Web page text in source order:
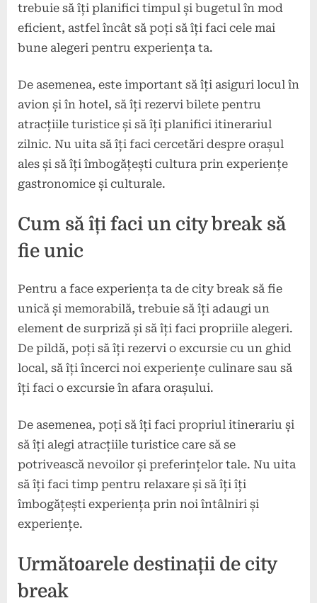
trebuie să îți planifici timpul și bugetul în mod
eficient, astfel încât să poți să îți faci cele mai
bune alegeri pentru experiența ta.
De asemenea, este important să îți asiguri locul în
avion și în hotel, să îți rezervi bilete pentru
atracțiile turistice și să îți planifici itinerariul
zilnic. Nu uita să îți faci cercetări despre orașul
ales și să îți îmbogățești cultura prin experiențe
gastronomice și culturale.
Cum să îți faci un city break să
fie unic
Pentru a face experiența ta de city break să fie
unică și memorabilă, trebuie să îți adaugi un
element de surpriză și să îți faci propriile alegeri.
De pildă, poți să îți rezervi o excursie cu un ghid
local, să îți încerci noi experiențe culinare sau să
îți faci o excursie în afara orașului.
De asemenea, poți să îți faci propriul itinerariu și
să îți alegi atracțiile turistice care să se
potrivească nevoilor și preferințelor tale. Nu uita
să îți faci timp pentru relaxare și să îți îți
îmbogățești experiența prin noi întâlniri și
experiențe.
Următoarele destinații de city
break